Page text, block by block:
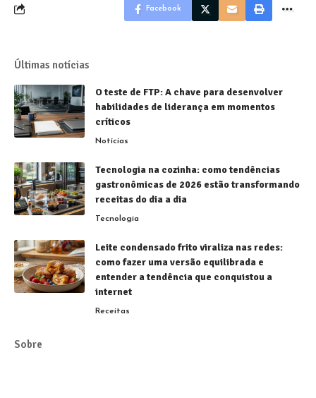
Facebook
Últimas notícias
O teste de FTP: A chave para desenvolver
habilidades de liderança em momentos
críticos
Notícias
Tecnologia na cozinha: como tendências
gastronômicas de 2026 estão transformando
receitas do dia a dia
Tecnologia
Leite condensado frito viraliza nas redes:
como fazer uma versão equilibrada e
entender a tendência que conquistou a
internet
Receitas
Sobre